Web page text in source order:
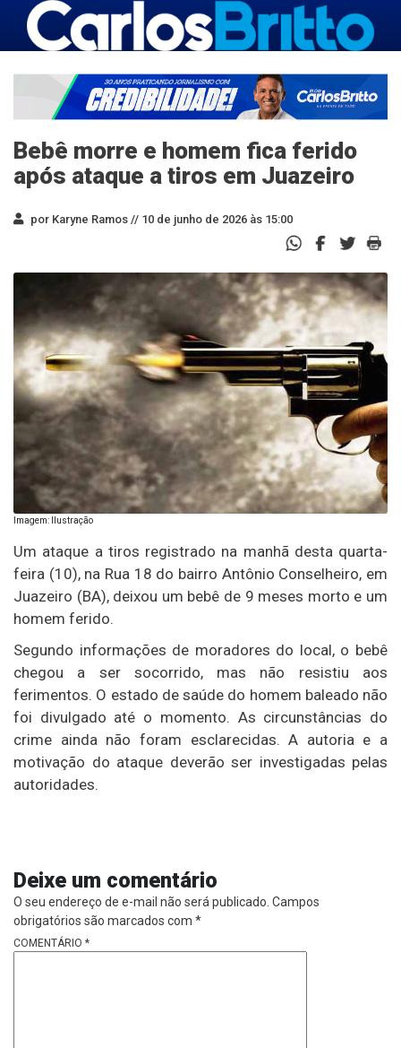
Bebê morre e homem fica ferido
após ataque a tiros em Juazeiro
por Karyne Ramos // 10 de junho de 2026 às 15:00
Imagem: Ilustração
Um ataque a tiros registrado na manhã desta quarta-
feira (10), na Rua 18 do bairro Antônio Conselheiro, em
Juazeiro (BA), deixou um bebê de 9 meses morto e um
homem ferido.
Segundo informações de moradores do local, o bebê
chegou a ser socorrido, mas não resistiu aos
ferimentos. O estado de saúde do homem baleado não
foi divulgado até o momento. As circunstâncias do
crime ainda não foram esclarecidas. A autoria e a
motivação do ataque deverão ser investigadas pelas
autoridades.
Deixe um comentário
O seu endereço de e-mail não será publicado. Campos
obrigatórios são marcados com *
COMENTÁRIO *